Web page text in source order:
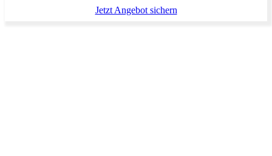
Jetzt Angebot sichern